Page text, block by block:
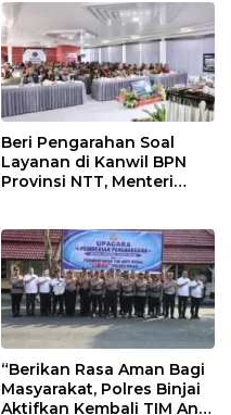
Beri Pengarahan Soal
Layanan di Kanwil BPN
Provinsi NTT, Menteri
“Berikan Rasa Aman Bagi
Masyarakat, Polres Binjai
Aktifkan Kembali TIM Anti